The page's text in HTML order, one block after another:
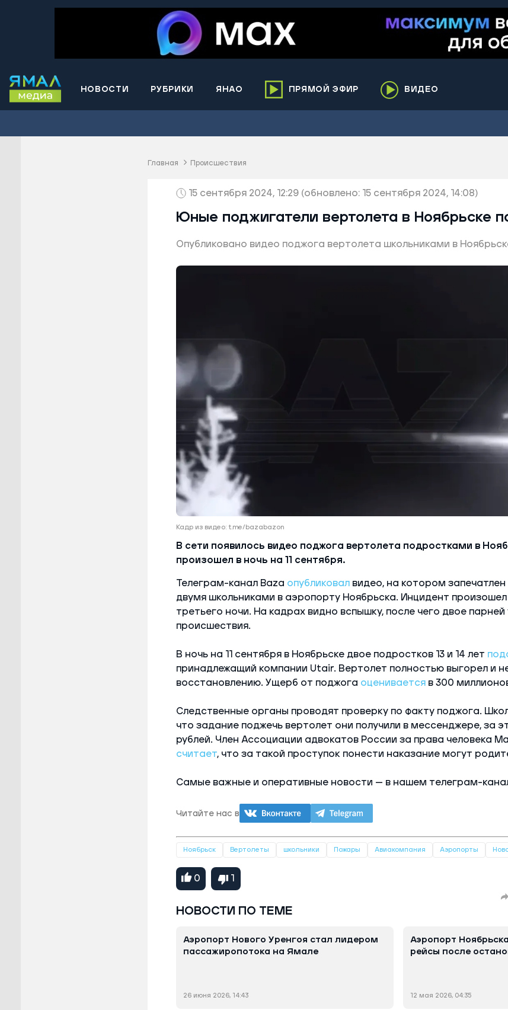
НОВОСТИ РУБРИКИ ЯНАО
район
Муравленко
Ноябрьск
Приуральский район
Шурышкарский район
ПРЯМОЙ ЭФИР ВИДЕО
Главная Происшествия
15 сентября 2024, 12:29 (обновлено: 15 сентября 2024, 14:08)
Юные поджигатели вертолета в Ноябрьске
Опубликовано видео поджога вертолета школьниками в
Кадр из видео: t.me/bazabazon
В сети появилось видео поджога вертолета подростками в
произошел в ночь на 11 сентября.
Телеграм-канал Baza опубликовалвидео, на котором
двумя школьниками в аэропорту Ноябрьска. Инцидент
третьего ночи. На кадрах видно вспышку, после чего двое
происшествия.
В ночь на 11 сентября в Ноябрьске двое подростков 13 и 14 лет
принадлежащий компании Utair. Вертолет полностью выгорел и
восстановлению. Ущерб от поджога оцениваетсяв 300
Следственные органы проводят проверку по факту поджога.
что задание поджечь вертолет они получили в мессенджере, за
рублей. Член Ассоциации адвокатов России за права человека
считает, что за такой проступок понести наказание могут
Самые важные и оперативные новости — в нашем телеграм-
Читайте нас в
Ноябрьск Вертолеты школьники Пожары Авиакомпания Аэропорты
0 1
НОВОСТИ ПО ТЕМЕ
Аэропорт Нового Уренгоя стал лидером
пассажиропотока на Ямале
26 июня 2026, 14:43
Аэропорт
рейсы после
12 мая 2026, 04:35